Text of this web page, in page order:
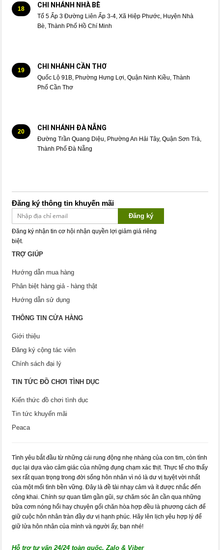
18 CHI NHÁNH NHÀ BÈ
Tổ 5 Ấp 3 Đường Liên Ấp 3-4, Xã Hiệp Phước, Huyện Nhà
Bè, Thành Phố Hồ Chí Minh
19 CHI NHÁNH CẦN THƠ
Quốc Lộ 91B, Phường Hưng Lợi, Quận Ninh Kiều, Thành
Phố Cần Thơ
20 CHI NHÁNH ĐÀ NẴNG
Đường Trần Quang Diệu, Phường An Hải Tây, Quận Sơn Trà,
Thành Phố Đà Nẵng
Đăng ký thông tin khuyến mãi
Đăng ký
Đăng ký nhận tin cơ hội nhận quyền lợi giảm giá riêng
biệt.
TRỢ GIÚP
Hướng dẫn mua hàng
Phân biệt hàng giả - hàng thật
Hướng dẫn sử dụng
THÔNG TIN CỬA HÀNG
Giới thiệu
Đăng ký cộng tác viên
Chính sách đại lý
TIN TỨC ĐỒ CHƠI TÌNH DỤC
Kiến thức đồ chơi tình dục
Tin tức khuyến mãi
Peaca
Tình yêu bắt đầu từ những cái rung động nhẹ nhàng của con tim, còn tình
dục lại dựa vào cảm giác của những đụng chạm xác thịt. Thực tế cho thấy
sex rất quan trọng trong đời sống hôn nhân vì nó là dư vị tuyệt vời nhất
của một mối tình bền vững. Đây là đề tài nhạy cảm và ít được nhắc đến
công khai. Chính sự quan tâm gần gũi, sự chăm sóc ân cần qua những
bữa cơm nóng hổi hay chuyện gối chăn hòa hợp đều là phương cách để
giữ cuộc hôn nhân tràn đầy dư vị hạnh phúc. Hãy lên lịch yêu hợp lý để
giữ lửa hôn nhân của mình và người ấy, bạn nhé!
Hỗ trợ tư vấn 24/24 toàn quốc. Zalo & Viber